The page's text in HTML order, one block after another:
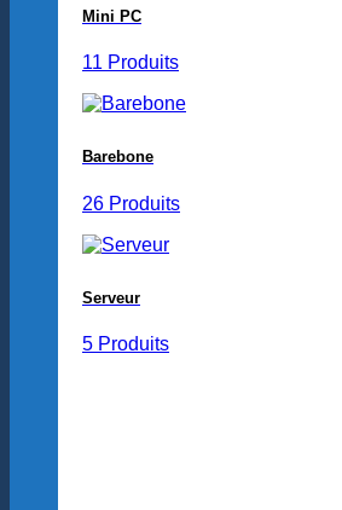
Mini PC
11 Produits
Barebone
26 Produits
Serveur
5 Produits